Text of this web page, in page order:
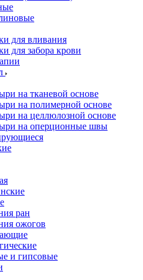
для вливания
для забора крови
на тканевой основе
на полимерной основе
на целлюлозной основе
на оперционные швы
ран
ожогов
и гипсовые